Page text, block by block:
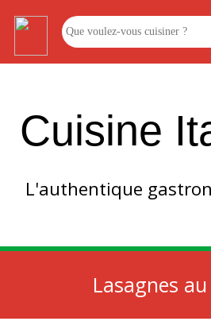
Cuisine
L'authentique
Lasagnes